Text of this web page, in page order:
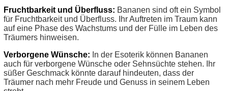
Fruchtbarkeit und Überfluss: Bananen sind oft ein Symbol
für Fruchtbarkeit und Überfluss. Ihr Auftreten im Traum kann
auf eine Phase des Wachstums und der Fülle im Leben des
Träumers hinweisen.
Verborgene Wünsche: In der Esoterik können Bananen
auch für verborgene Wünsche oder Sehnsüchte stehen. Ihr
süßer Geschmack könnte darauf hindeuten, dass der
Träumer nach mehr Freude und Genuss in seinem Leben